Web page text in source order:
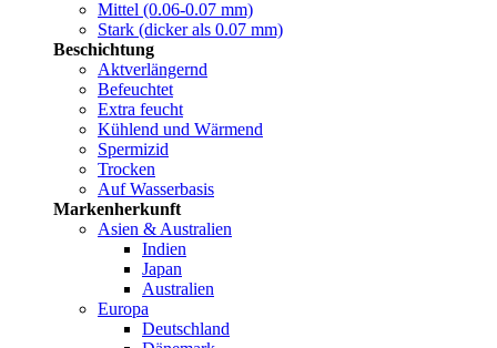
Mittel (0.06-0.07 mm)
Stark (dicker als 0.07 mm)
Beschichtung
Aktverlängernd
Befeuchtet
Extra feucht
Kühlend und Wärmend
Spermizid
Trocken
Auf Wasserbasis
Markenherkunft
Asien & Australien
Indien
Japan
Australien
Europa
Deutschland